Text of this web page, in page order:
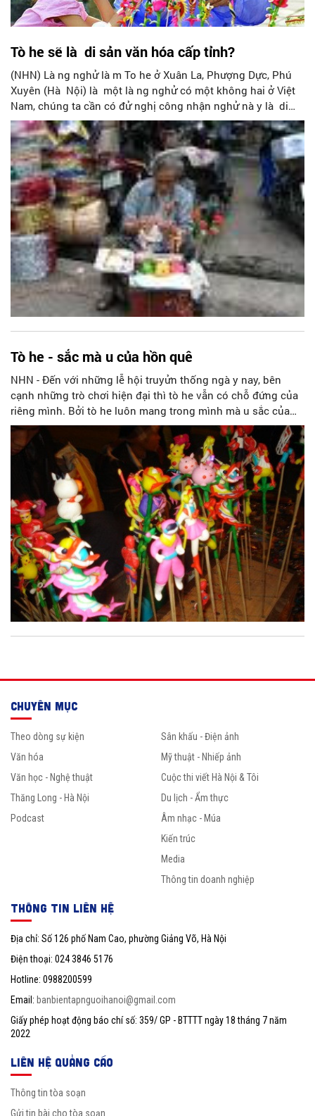
Tò he sẽ là di sản văn hóa cấp tỉnh?
(NHN) Là ng nghử là m To he ở Xuân La, Phượng Dực, Phú
Xuyên (Hà Nội) là một là ng nghử có một không hai ở Việt
Nam, chúng ta cần có đử nghị công nhận nghử nà y là di
sản văn hoá thế giới...
Tò he - sắc mà u của hồn quê
NHN - Đến với những lễ hội truyửn thống ngà y nay, bên
cạnh những trò chơi hiện đại thì tò he vẫn có chỗ đứng của
riêng mình. Bởi tò he luôn mang trong mình mà u sắc của
hồn quê và nét đẹp truyửn thống, thấm đượm cái hồn văn
hoá người Việt.
CHUYÊN MỤC
Theo dòng sự kiện
Văn hóa
Văn học - Nghệ thuật
Thăng Long - Hà Nội
Podcast
Sân khấu - Điện ảnh
Mỹ thuật - Nhiếp ảnh
Cuộc thi viết Hà Nội & Tôi
Du lịch - Ẩm thực
Âm nhạc - Múa
Kiến trúc
Media
Thông tin doanh nghiệp
THÔNG TIN LIÊN HỆ
Địa chỉ: Số 126 phố Nam Cao, phường Giảng Võ, Hà Nội
Điện thoại: 024 3846 5176
Hotline: 0988200599
Email: banbientapnguoihanoi@gmail.com
Giấy phép hoạt động báo chí số: 359/ GP - BTTTT ngày 18 tháng 7 năm
2022
LIÊN HỆ QUẢNG CÁO
Thông tin tòa soạn
Gửi tin bài cho tòa soạn